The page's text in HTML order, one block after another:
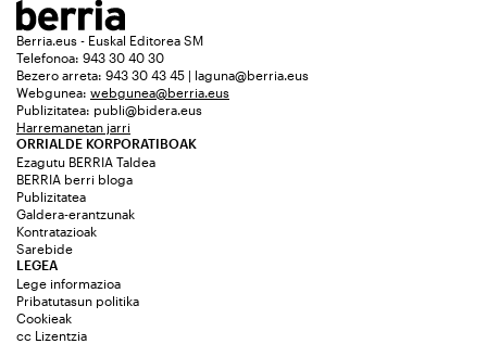
Berria.eus - Euskal Editorea SM
Telefonoa: 943 30 40 30
Bezero arreta: 943 30 43 45 | laguna@berria.eus
Webgunea: webgunea@berria.eus
Publizitatea: publi@bidera.eus
Harremanetan jarri
ORRIALDE KORPORATIBOAK
Ezagutu BERRIA Taldea
BERRIA berri bloga
Publizitatea
Galdera-erantzunak
Kontratazioak
Sarebide
LEGEA
Lege informazioa
Pribatutasun politika
Cookieak
cc Lizentzia